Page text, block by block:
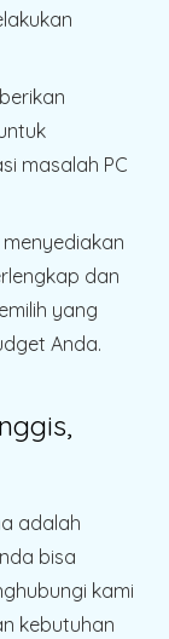
masalah PC
menyediakan
dan
yang
Anda.
adalah
bisa
kami
kebutuhan